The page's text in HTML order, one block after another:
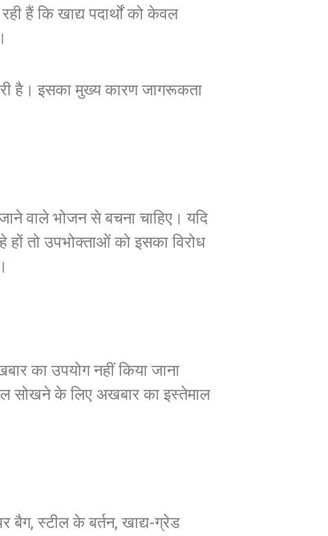
हैं कि खाद्य पदार्थों को केवल
है। इसका मुख्य कारण जागरूकता
वाले भोजन से बचना चाहिए। यदि
हों तो उपभोक्ताओं को इसका विरोध
का उपयोग नहीं किया जाना
सोखने के लिए अखबार का इस्तेमाल
बैग, स्टील के बर्तन, खाद्य-ग्रेड